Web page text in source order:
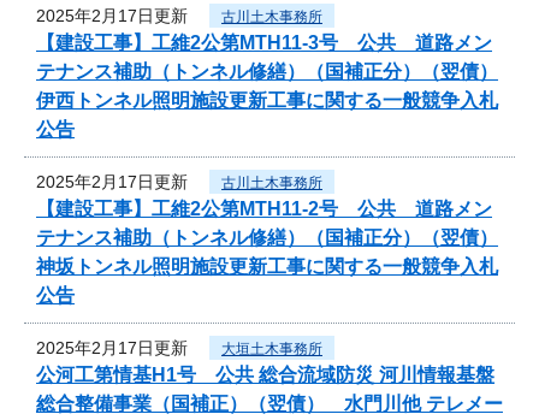
2025年2月17日更新 古川土木事務所
【建設工事】工維2公第MTH11-3号 公共 道路メン
テナンス補助（トンネル修繕）（国補正分）（翌債）
伊西トンネル照明施設更新工事に関する一般競争入札
公告
2025年2月17日更新 古川土木事務所
【建設工事】工維2公第MTH11-2号 公共 道路メン
テナンス補助（トンネル修繕）（国補正分）（翌債）
神坂トンネル照明施設更新工事に関する一般競争入札
公告
2025年2月17日更新 大垣土木事務所
公河工第情基H1号 公共 総合流域防災 河川情報基盤
総合整備事業（国補正）（翌債） 水門川他 テレメー